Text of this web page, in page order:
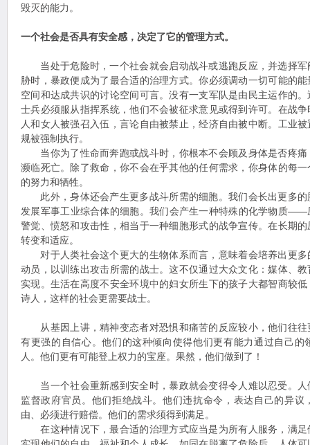
毁灭的能力。
一个社会是否具有安全感，决定了它的管理方式。
当处于危险时，一个社会就会启动战斗或逃跑反应，并选择军
胁时，暴政便成为了最合适的治理方式。你必须调动一切可能的
空间和达成共识的讨论空间可言。没有一支军队是由民主运作的
士兵必须服从指挥系统，他们不会被征求意见或得到许可。在战
人和女人被强召入伍，言论自由被禁止，经济自由被中断。工业
规被强制执行。
当你为了性命而奔跑或战斗时，你根本不会顾及身体是否疼痛
濒临死亡。除了救命，你不会在乎其他的任何需求，你身体的每
的努力和牺牲。
此外，身体还会产生更多战斗所需的细胞。我们会长出更多的
发展军事工业综合体的细胞。我们会产生一种特殊的化学物质——
警觉、愤怒和攻击性，相当于一种细胞形式的战争宣传。在长期
转变和适应。
对于人类社会这个更大的生物体系而言，意味着会培养出更多
动员，以训练出攻击所需的战士。这不仅通过大众文化：媒体、
实现。生活在高度不安全环境中的妇女所生下的孩子大都智商较
诗人，这样的社会更需要战士。
从基因上讲，精神变态者对恐惧和痛苦的反应较小，他们往往
有更强的自信心。他们的这种倾向使得他们更有能力通过自己的
人。他们更有可能登上权力的宝座。果然，他们做到了！
当一个社会重新感到安全时，暴政就会变得令人难以忍受。人
监督政府官员。他们拒绝战斗。他们违抗命令，表达自己的异议
由、必须进行赔偿。他们的需求须得到满足。
在这种情况下，最合适的治理方式应当是为所有人服务，满足